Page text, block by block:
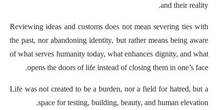
and their reality.
Reviewing ideas and customs does not mean severing ties with
the past, nor abandoning identity, but rather means being aware
of what serves humanity today, what enhances dignity, and what
opens the doors of life instead of closing them in one’s face.
Life was not created to be a burden, nor a field for hatred, but a
space for testing, building, beauty, and human elevation.